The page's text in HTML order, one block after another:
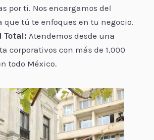
por ti. Nos encargamos del
que tú te enfoques en tu negocio.
Total: Atendemos desde una
corporativos con más de 1,000
todo México.